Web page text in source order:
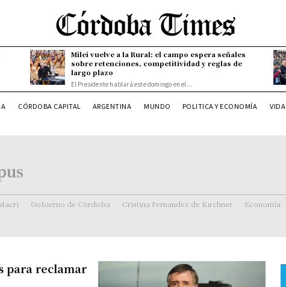
Milei vuelve a la Rural: el campo espera señales
sobre retenciones, competitividad y reglas de
largo plazo
El Presidente hablará este domingo en el...
CÓRDOBA CAPITAL ARGENTINA MUNDO POLITICA Y ECONOMÍA VIDA
Gobierno de Córdoba Cristina Fernandez de Kirchner Economía
para reclamar